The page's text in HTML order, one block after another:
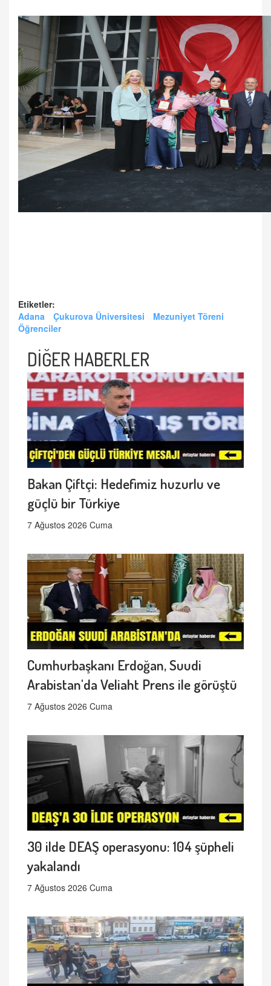
Etiketler:
Adana
Çukurova Üniversitesi
Mezuniyet Töreni
Öğrenciler
DİĞER HABERLER
Bakan Çiftçi: Hedefimiz huzurlu ve
güçlü bir Türkiye
7 Ağustos 2026 Cuma
Cumhurbaşkanı Erdoğan, Suudi
Arabistan'da Veliaht Prens ile görüştü
7 Ağustos 2026 Cuma
30 ilde DEAŞ operasyonu: 104 şüpheli
yakalandı
7 Ağustos 2026 Cuma